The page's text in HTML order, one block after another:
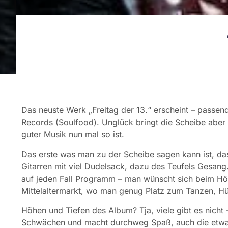
Das neuste Werk „Freitag der 13.“ erscheint –
Records (Soulfood). Unglück bringt die Scheibe
guter Musik nun mal so ist.
Das erste was man zu der Scheibe sagen kann ist,
Gitarren mit viel Dudelsack, dazu des Teufels
auf jeden Fall Programm – man wünscht sich beim
Mittelaltermarkt, wo man genug Platz zum Tanzen,
Höhen und Tiefen des Album? Tja, viele gibt es
Schwächen und macht durchweg Spaß, auch die